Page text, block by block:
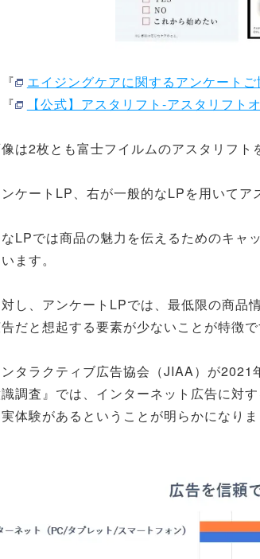
エイジングケアに関するアンケート
【公式】アスタリフト-アスタリフト
は2枚とも富士フイルムのアスタリフト
ケートLP、右が一般的なLPを用いてア
LPでは商品の魅力を伝えるためのキャ
ます。
し、アンケートLPでは、最低限の商品
だと想起する要素が少ないことが特徴で
タラクティブ広告協会（JIAA）が
調査』では、インターネット広告に対
体験があるということが明らかになりま